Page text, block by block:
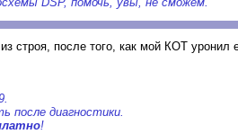
строя, после того, как мой КОТ
после диагностики.
!